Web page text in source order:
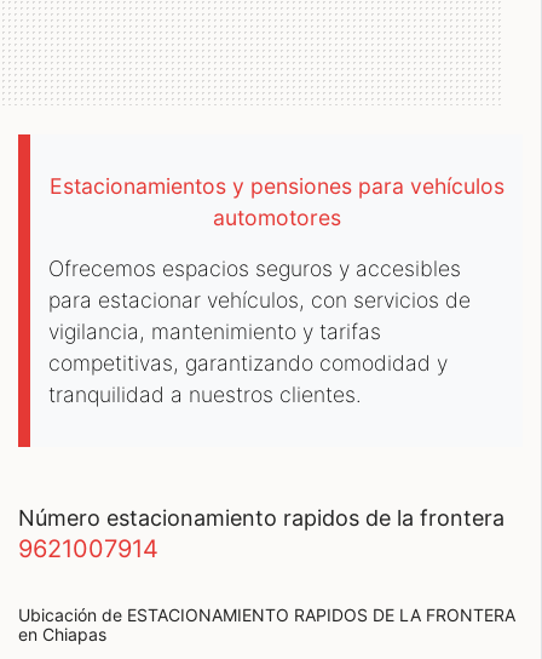
Estacionamientos y pensiones para vehículos
automotores
Ofrecemos espacios seguros y accesibles
para estacionar vehículos, con servicios de
vigilancia, mantenimiento y tarifas
competitivas, garantizando comodidad y
tranquilidad a nuestros clientes.
número estacionamiento rapidos de la frontera
9621007914
Ubicación de ESTACIONAMIENTO RAPIDOS DE LA FRONTERA
en Chiapas